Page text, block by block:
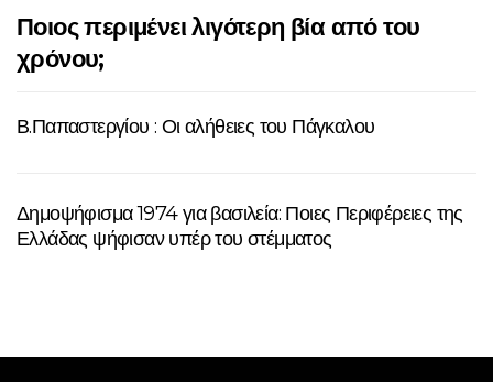
Ποιος περιμένει λιγότερη βία από του
χρόνου;
Β.Παπαστεργίου : Οι αλήθειες του Πάγκαλου
Δημοψήφισμα 1974 για βασιλεία: Ποιες Περιφέρειες της
Ελλάδας ψήφισαν υπέρ του στέμματος